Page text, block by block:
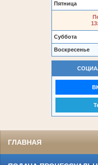
Пятница
Суббота
Воскресенье
ГЛАВНАЯ